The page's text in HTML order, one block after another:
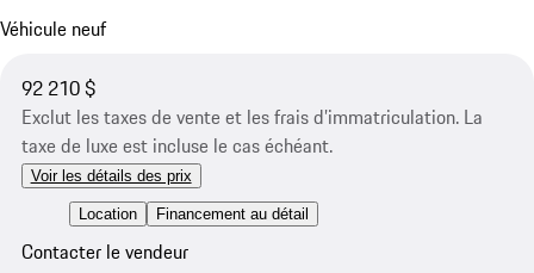
Véhicule neuf
92 210 $
Exclut les taxes de vente et les frais d’immatriculation. La
taxe de luxe est incluse le cas échéant.
Voir les détails des prix
Location Financement au détail
Contacter le vendeur